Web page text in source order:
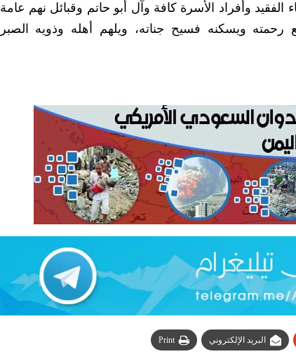
وأفراد الأسرة كافة وآل أبو حاتم وقبائل نهم عامة
رحمته ويسكنه فسيح جناته، ويلهم أهله وذويه الصبر
البريد الإلكتروني Print